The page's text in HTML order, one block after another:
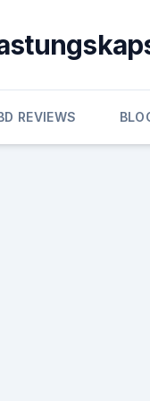
REVIEWS